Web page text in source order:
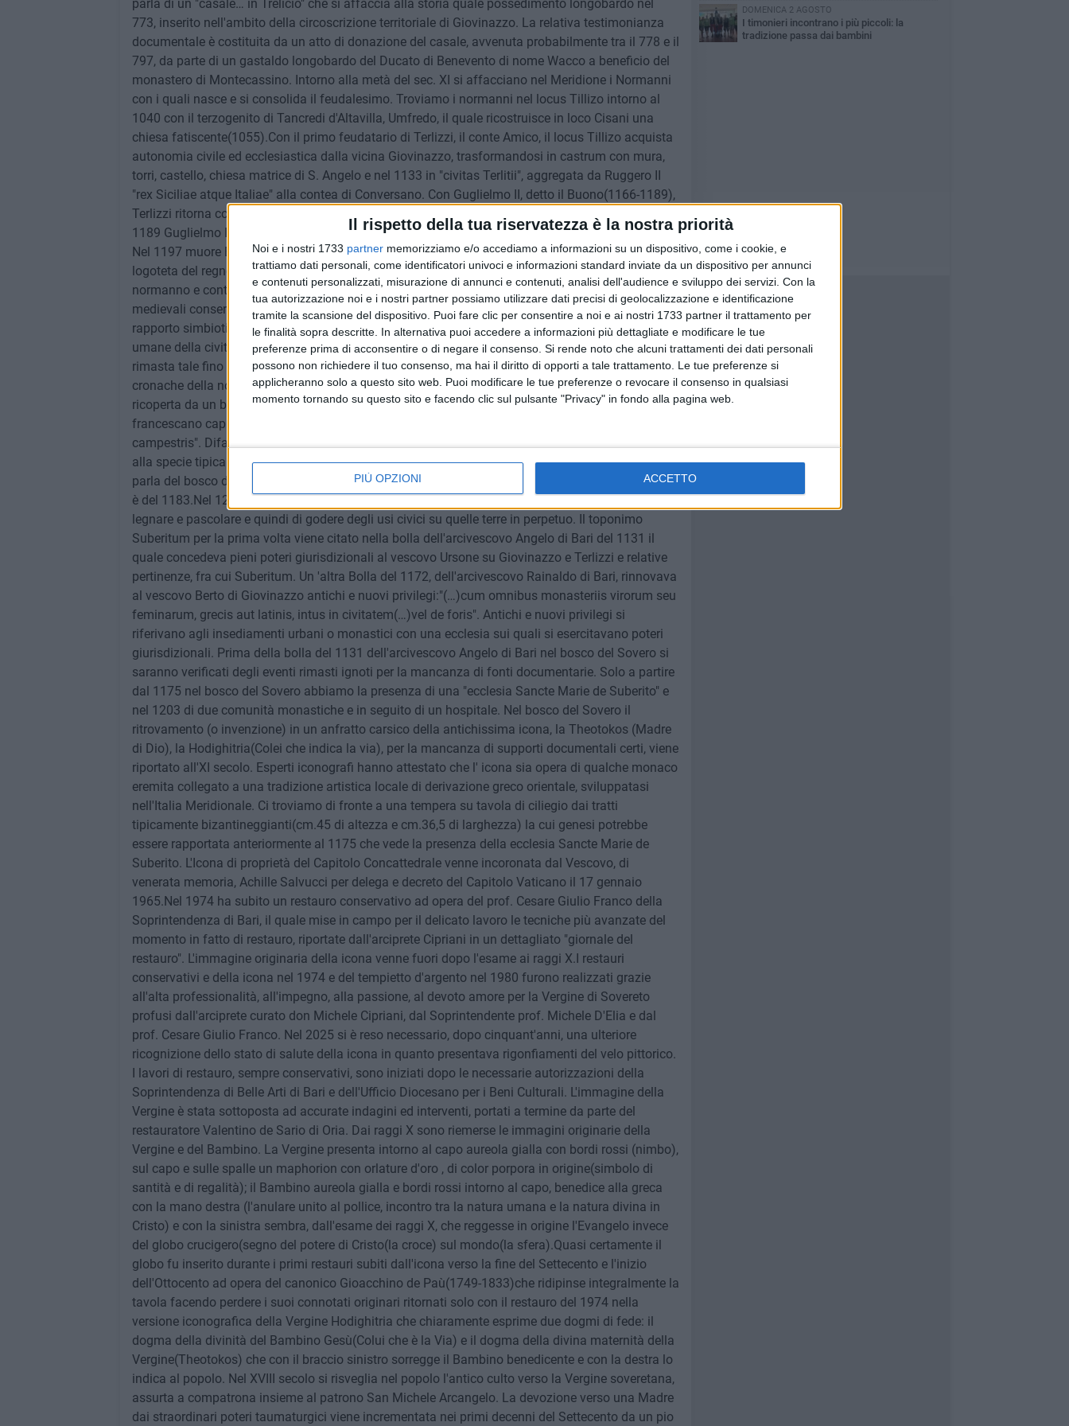
Il rispetto della tua riservatezza è la nostra priorità
Noi e i nostri 1733 partner memorizziamo e/o accediamo a informazioni su un dispositivo, come i cookie, e
trattiamo dati personali, come identificatori univoci e informazioni standard inviate da un dispositivo per annunci
e contenuti personalizzati, misurazione di annunci e contenuti, analisi dell'audience e sviluppo dei servizi. Con la
tua autorizzazione noi e i nostri partner possiamo utilizzare dati precisi di geolocalizzazione e identificazione
tramite la scansione del dispositivo. Puoi fare clic per consentire a noi e ai nostri 1733 partner il trattamento per
le finalità sopra descritte. In alternativa puoi accedere a informazioni più dettagliate e modificare le tue
preferenze prima di acconsentire o di negare il consenso. Si rende noto che alcuni trattamenti dei dati personali
possono non richiedere il tuo consenso, ma hai il diritto di opporti a tale trattamento. Le tue preferenze si
applicheranno solo a questo sito web. Puoi modificare le tue preferenze o revocare il consenso in qualsiasi
momento tornando su questo sito e facendo clic sul pulsante "Privacy" in fondo alla pagina web.
PIÙ OPZIONI ACCETTO
DOMENICA 2 AGOSTO
I timonieri incontrano i più piccoli: la
tradizione passa dai bambini